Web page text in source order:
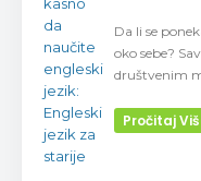
Da li se
oko sebe?
društvenim
Pročitaj